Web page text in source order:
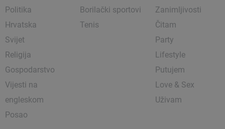
Politika
Hrvatska
Svijet
Religija
Gospodarstvo
Vijesti na
engleskom
Posao
Borilački sportovi
Tenis
Zanimljivosti
Čitam
Party
Lifestyle
Putujem
Love & Sex
Uživam